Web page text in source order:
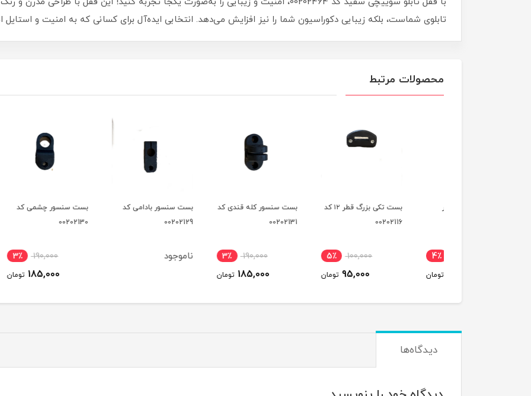
تابلوی شماست، بلکه زیبایی دکوراسیون شما را نیز افزایش می‌دهد. انتخابی ایده‌آل برای کسانی که به امنیت و
محصولات مرتبط
بست تکی بزرگ قطر ۱۲ کد
5٪
تومان
بست سنسور کله قندی کد
3٪
تومان
بست سنسور بادامی کد
ناموجود
بست سنسور چشمی کد
3٪
تومان
دیدگاه‌ها